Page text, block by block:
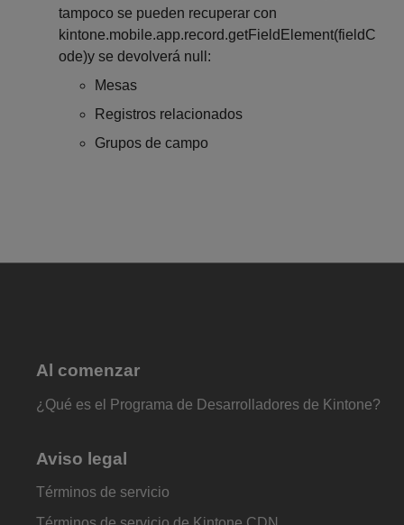
tampoco se pueden recuperar con
kintone.mobile.app.record.getFieldElement(fieldC
ode)y se devolverá null:
Mesas
Registros relacionados
Grupos de campo
Al comenzar
¿Qué es el Programa de Desarrolladores de Kintone?
Aviso legal
Términos de servicio